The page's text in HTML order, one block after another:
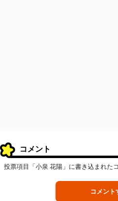
コメント
投票項目「小泉 花陽」に書き込まれた
コメント